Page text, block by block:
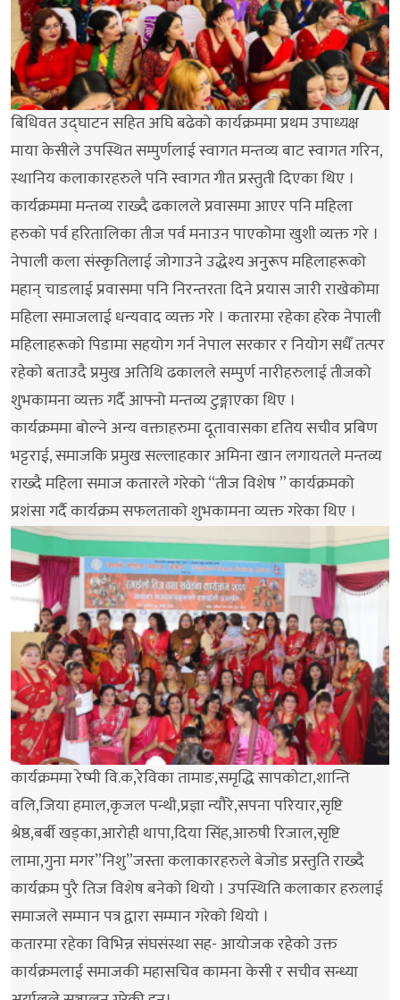
बिधिवत उद्घाटन सहित अघि बढेको कार्यक्रममा प्रथम उपाध्यक्ष
माया केसीले उपस्थित सम्पुर्णलाई स्वागत मन्तव्य बाट स्वागत गरिन,
स्थानिय कलाकारहरुले पनि स्वागत गीत प्रस्तुती दिएका थिए ।
कार्यक्रममा मन्तव्य राख्दै ढकालले प्रवासमा आएर पनि महिला
हरुको पर्व हरितालिका तीज पर्व मनाउन पाएकोमा खुशी व्यक्त गरे ।
नेपाली कला संस्कृतिलाई जोगाउने उद्धेश्य अनुरूप महिलाहरूको
महान् चाडलाई प्रवासमा पनि निरन्तरता दिने प्रयास जारी राखेकोमा
महिला समाजलाई धन्यवाद व्यक्त गरे । कतारमा रहेका हरेक नेपाली
महिलाहरूको पिडामा सहयोग गर्न नेपाल सरकार र नियोग सधैँ तत्पर
रहेको बताउदै प्रमुख अतिथि ढकालले सम्पुर्ण नारीहरुलाई तीजको
शुभकामना व्यक्त गर्दै आफ्नो मन्तव्य टुङ्गाएका थिए ।
कार्यक्रममा बोल्ने अन्य वक्ताहरुमा दूतावासका दृतिय सचीव प्रबिण
भट्टराई, समाजकि प्रमुख सल्लाहकार अमिना खान लगायतले मन्तव्य
राख्दै महिला समाज कतारले गरेको “तीज विशेष ” कार्यक्रमको
प्रशंसा गर्दै कार्यक्रम सफलताको शुभकामना व्यक्त गरेका थिए ।
कार्यक्रममा रेष्मी वि.क,रेविका तामाङ,समृद्धि सापकोटा,शान्ति
वलि,जिया हमाल,कृजल पन्थी,प्रज्ञा न्यौरे,सपना परियार,सृष्टि
श्रेष्ठ,बर्बी खड्का,आरोही थापा,दिया सिंह,आरुषी रिजाल,सृष्टि
लामा,गुना मगर”निशु”जस्ता कलाकारहरुले बेजोड प्रस्तुति राख्दै
कार्यक्रम पुरै तिज विशेष बनेको थियो । उपस्थिति कलाकार हरुलाई
समाजले सम्मान पत्र द्वारा सम्मान गरेको थियो ।
कतारमा रहेका विभिन्न संघसंस्था सह- आयोजक रहेको उक्त
कार्यक्रमलाई समाजकी महासचिव कामना केसी र सचीव सन्ध्या